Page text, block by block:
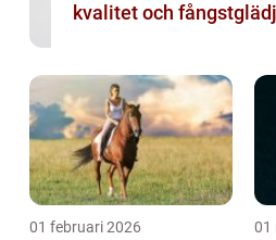
kvalitet och
01 februari 2026 01